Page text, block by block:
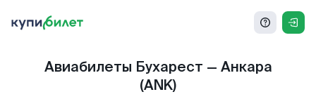
Авиабилеты Бухарест — Анкара
(ANK)